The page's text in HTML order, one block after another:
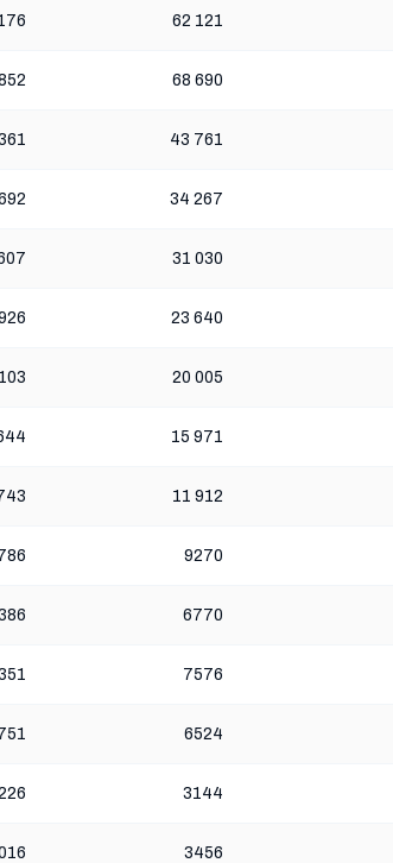
62 121
68 690
43 761
34 267
31 030
23 640
20 005
15 971
11 912
9270
6770
7576
6524
3144
3456